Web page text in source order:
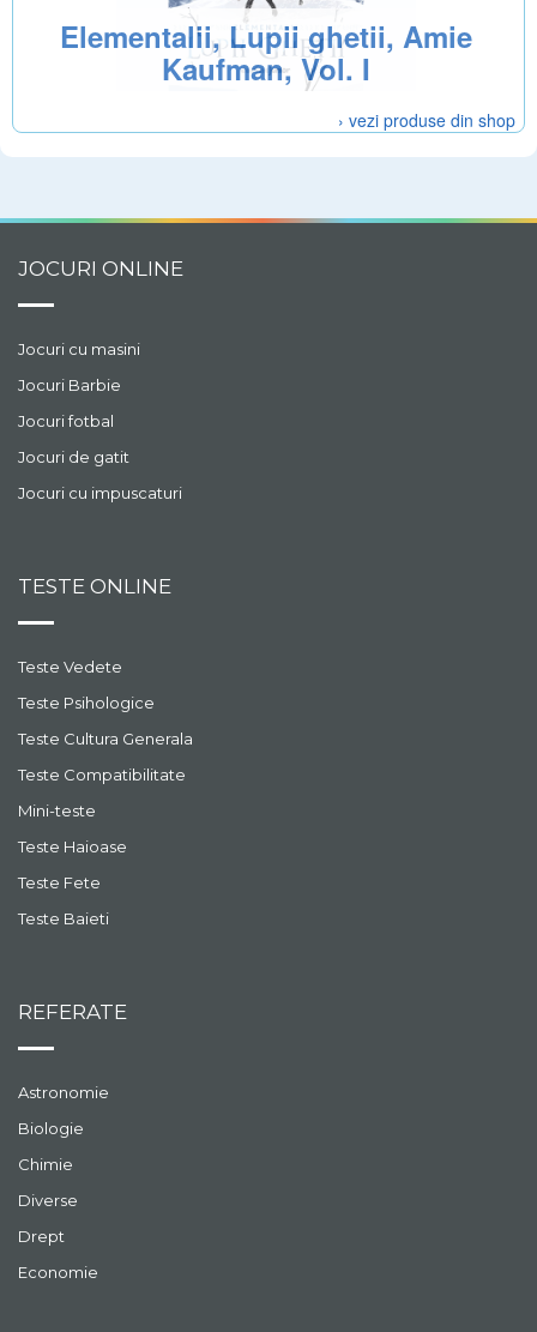
Elementalii, Lupii ghetii, Amie
Kaufman, Vol. I
› vezi produse din shop
JOCURI ONLINE
Jocuri cu masini
Jocuri Barbie
Jocuri fotbal
Jocuri de gatit
Jocuri cu impuscaturi
TESTE ONLINE
Teste Vedete
Teste Psihologice
Teste Cultura Generala
Teste Compatibilitate
Mini-teste
Teste Haioase
Teste Fete
Teste Baieti
REFERATE
Astronomie
Biologie
Chimie
Diverse
Drept
Economie